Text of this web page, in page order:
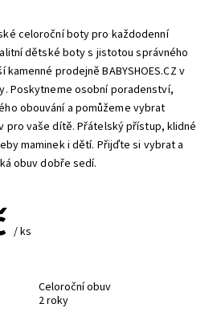
celoroční boty pro každodenní
dětské boty s jistotou správného
prodejně BABYSHOES.CZ v
Poskytneme osobní poradenství,
obouvání a pomůžeme vybrat
pro vaše dítě. Přátelský přístup, klidné
maminek i dětí. Přijďte si vybrat a
obuv dobře sedí.
/ ks
Celoroční obuv
2 roky